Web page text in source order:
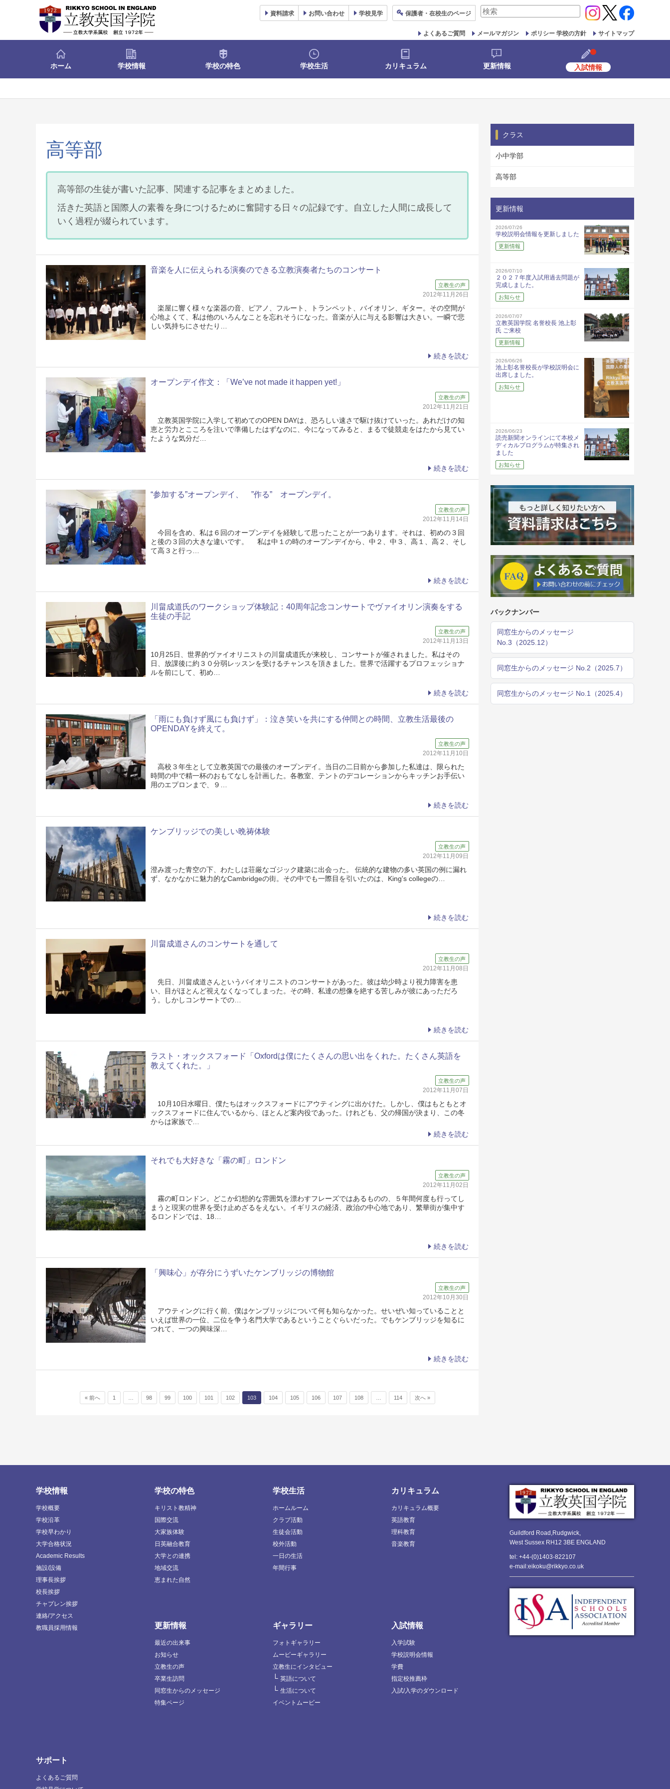
資料請求 お問い合わせ 学校見学 保護者 ・在校生のページ
検
対
象:
よくあるご質問 メールマガジン ポリシー 学校の方針 サイトマップ
ホーム 学校情報 学校の特色 学校生活 カリキュラム 更新情報 入試情報
高等部
高等部の生徒が書いた記事、関連する記事をまとめました。
活きた英語と国際人の素養を身につけるために奮闘する日々の記録です。自立した人間に成長して
いく過程が綴られています。
音楽を人に伝えられる演奏のできる立教演奏者たちのコンサート
立教生の声
2012年11月26日
楽屋に響く様々な楽器の音、ピアノ、フルート、トランペット、バイオリン、ギター。その空間が
心地よくて、私は他のいろんなことを忘れそうになった。音楽が人に与える影響は大きい。一瞬で悲
しい気持ちにさせたり…
続きを読む
オープンデイ作文：「We’ve not made it happen yet!」
立教生の声
2012年11月21日
立教英国学院に入学して初めてのOPEN DAYは、恐ろしい速さで駆け抜けていった。あれだけの知
恵と労力とこころを注いで準備したはずなのに、今になってみると、まるで徒競走をはたから見てい
たような気分だ…
続きを読む
“参加する”オープンデイ、 ”作る” オープンデイ。
立教生の声
2012年11月14日
今回を含め、私は６回のオープンデイを経験して思ったことが一つあります。それは、初めの３回
と後の３回の大きな違いです。 私は中１の時のオープンデイから、中２、中３、高１、高２、そし
て高３と行っ…
続きを読む
川畠成道氏のワークショップ体験記：40周年記念コンサートでヴァイオリン演奏をする
生徒の手記
立教生の声
2012年11月13日
10月25日、世界的ヴァイオリニストの川畠成道氏が来校し、コンサートが催されました。私はその
日、放課後に約３０分弱レッスンを受けるチャンスを頂きました。世界で活躍するプロフェッショナ
ルを前にして、初め…
続きを読む
「雨にも負けず風にも負けず」：泣き笑いを共にする仲間との時間、立教生活最後の
OPENDAYを終えて。
立教生の声
2012年11月10日
高校３年生として立教英国での最後のオープンデイ。当日の二日前から参加した私達は、限られた
時間の中で精一杯のおもてなしを計画した。各教室、テントのデコレーションからキッチンお手伝い
用のエプロンまで、９…
続きを読む
ケンブリッジでの美しい晩祷体験
立教生の声
2012年11月09日
澄み渡った青空の下、わたしは荘厳なゴジック建築に出会った。 伝統的な建物の多い英国の例に漏れ
ず、なかなかに魅力的なCambridgeの街。その中でも一際目を引いたのは、King's collegeの…
続きを読む
川畠成道さんのコンサートを通して
立教生の声
2012年11月08日
先日、川畠成道さんというバイオリニストのコンサートがあった。彼は幼少時より視力障害を患
い、目がほとんど視えなくなってしまった。その時、私達の想像を絶する苦しみが彼にあっただろ
う。しかしコンサートでの…
続きを読む
ラスト・オックスフォード「Oxfordは僕にたくさんの思い出をくれた。たくさん英語を
教えてくれた。」
立教生の声
2012年11月07日
10月10日水曜日、僕たちはオックスフォードにアウティングに出かけた。しかし、僕はもともとオ
ックスフォードに住んでいるから、ほとんど案内役であった。けれども、父の帰国が決まり、この冬
からは家族で…
続きを読む
それでも大好きな「霧の町」ロンドン
立教生の声
2012年11月02日
霧の町ロンドン。どこか幻想的な雰囲気を漂わすフレーズではあるものの、５年間何度も行ってし
まうと現実の世界を受け止めざるをえない。イギリスの経済、政治の中心地であり、繁華街が集中す
るロンドンでは、18…
続きを読む
「興味心」が存分にうずいたケンブリッジの博物館
立教生の声
2012年10月30日
アウティングに行く前、僕はケンブリッジについて何も知らなかった。せいぜい知っていることと
いえば世界の一位、二位を争う名門大学であるということぐらいだった。でもケンブリッジを知るに
つれて、一つの興味深…
続きを読む
« 前へ 1 98 99 100 101 102 103 104 105 106 107 108 114 次へ »
クラス
小中学部
高等部
更新情報
2026/07/26
学校説明会情報を更新しました
更新情報
2026/07/10
２０２７年度入試用過去問題が
完成しました。
お知らせ
2026/07/07
立教英国学院 名誉校長 池上彰
氏 ご来校
更新情報
2026/06/26
池上彰名誉校長が学校説明会に
出席しました。
お知らせ
2026/06/23
読売新聞オンラインにて本校メ
ディカルプログラムが特集され
ました
お知らせ
バックナンバー
同窓生からのメッセージ
No.3（2025.12）
同窓生からのメッセージ No.2（2025.7）
同窓生からのメッセージ No.1（2025.4）
Guildford Road,Rudgwick,
West Sussex RH12 3BE ENGLAND
tel: +44-(0)1403-822107
e-mail:eikoku@rikkyo.co.uk
学校情報
学校概要
学校沿革
学校早わかり
大学合格状況
Academic Results
施設/設備
理事長挨拶
校長挨拶
チャプレン挨拶
連絡/アクセス
教職員採用情報
学校の特色
キリスト教精神
国際交流
大家族体験
日英融合教育
大学との連携
地域交流
恵まれた自然
学校生活
ホームルーム
クラブ活動
生徒会活動
校外活動
一日の生活
年間行事
カリキュラム
カリキュラム概要
英語教育
理科教育
音楽教育
更新情報
最近の出来事
お知らせ
立教生の声
卒業生訪問
同窓生からのメッセージ
特集ページ
ギャラリー
フォトギャラリー
ムービーギャラリー
立教生にインタビュー
└ 英語について
└ 生活について
イベントムービー
入試情報
入学試験
学校説明会情報
学費
指定校推薦枠
入試/入学のダウンロード
サポート
よくあるご質問